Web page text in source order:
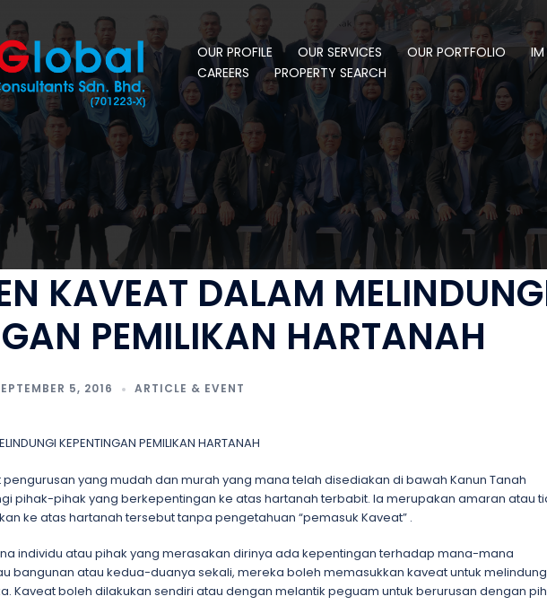
OUR PROFILE OUR SERVICES OUR PORTFOLIO
IM
CAREERS
PROPERTY SEARCH
KAVEAT DALAM
PEMILIKAN HARTANAH
5, 2016 ARTICLE & EVENT
KEPENTINGAN PEMILIKAN HARTANAH
yang mudah dan murah yang mana telah disediakan di bawah Kanun Tanah
pihak-pihak yang berkepentingan ke atas hartanah terbabit. Ia merupakan amaran atau
ke atas hartanah tersebut tanpa pengetahuan “pemasuk Kaveat” .
individu atau pihak yang merasakan dirinya ada kepentingan terhadap mana-mana
bangunan atau kedua-duanya sekali, mereka boleh memasukkan kaveat untuk
Kaveat boleh dilakukan sendiri atau dengan melantik peguam untuk berurusan dengan